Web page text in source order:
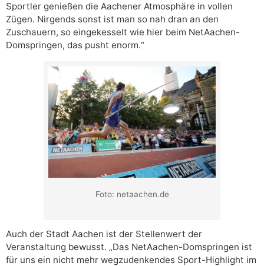
Sportler genießen die Aachener Atmosphäre in vollen
Zügen. Nirgends sonst ist man so nah dran an den
Zuschauern, so eingekesselt wie hier beim NetAachen-
Domspringen, das pusht enorm.“
Foto: netaachen.de
Auch der Stadt Aachen ist der Stellenwert der
Veranstaltung bewusst. „Das NetAachen-Domspringen ist
für uns ein nicht mehr wegzudenkendes Sport-Highlight im